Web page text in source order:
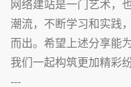
网络建站是一门艺术，
潮流，不断学习和实践
而出。希望上述分享能
我们一起构筑更加精彩
---